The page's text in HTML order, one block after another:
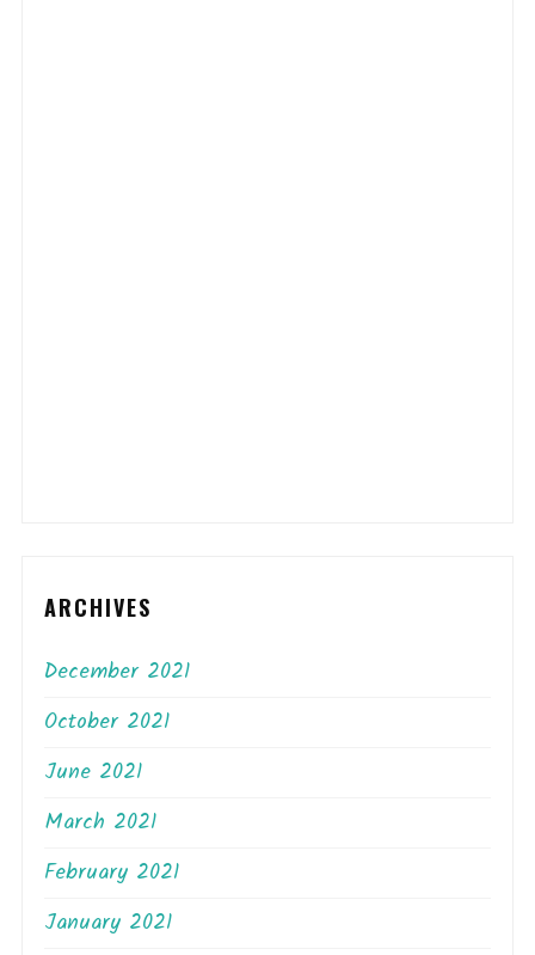
ARCHIVES
December 2021
October 2021
June 2021
March 2021
February 2021
January 2021